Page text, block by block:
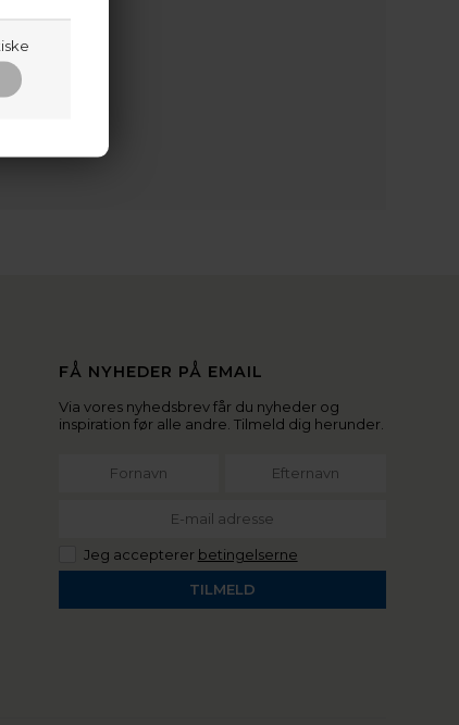
FÅ NYHEDER PÅ EMAIL
Via vores nyhedsbrev får du nyheder og
inspiration før alle andre. Tilmeld dig herunder.
Jeg accepterer betingelserne